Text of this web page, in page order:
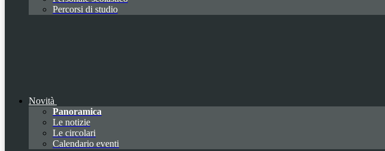
Percorsi di studio
Novità
Panoramica
Le notizie
Le circolari
Calendario eventi